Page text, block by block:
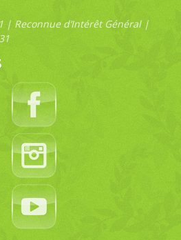
| Reconnue d’Intérêt Général |